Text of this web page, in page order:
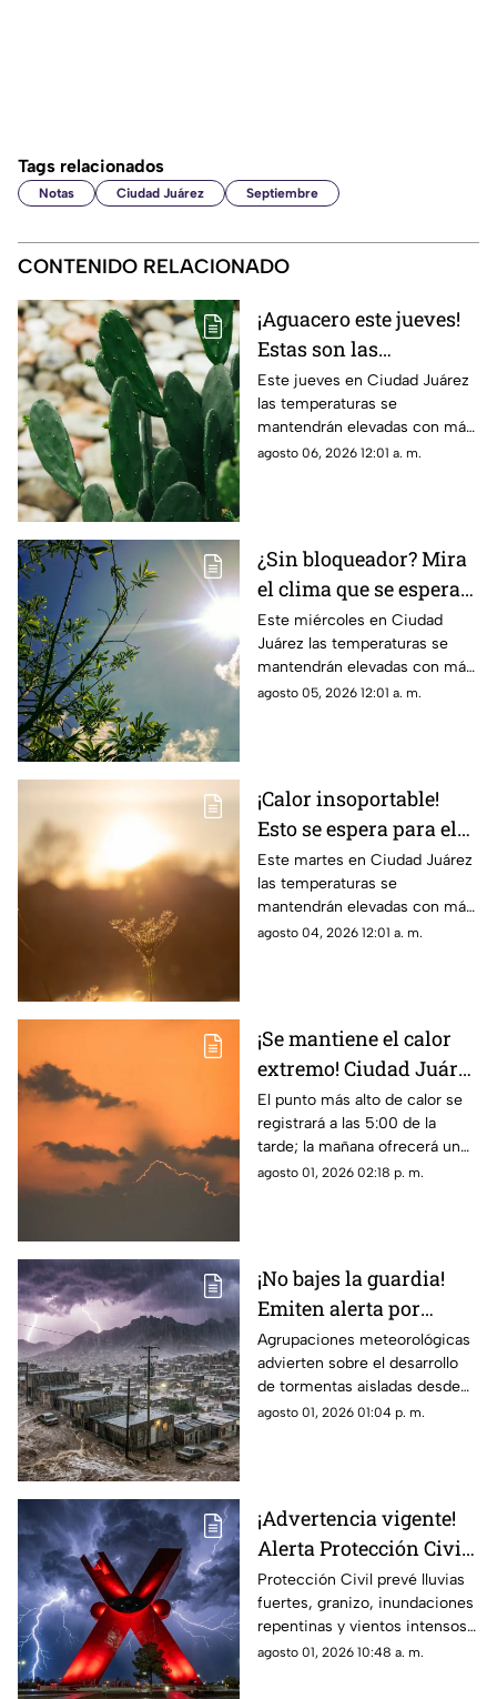
Tags relacionados
Notas Ciudad Juárez Septiembre
CONTENIDO RELACIONADO
¡Aguacero este jueves!
Estas son las
probabilidades de
lluvia para el clima de
hoy en Ciudad Juárez
Este jueves en Ciudad Juárez
las temperaturas se
mantendrán elevadas con más
de 40 grados y probabilidad de
agosto 06, 2026 12:01 a. m.
¿Sin bloqueador? Mira
el clima que se espera
para hoy, 5 de agosto,
en Ciudad Juárez
Este miércoles en Ciudad
Juárez las temperaturas se
mantendrán elevadas con más
de 40 grados
agosto 05, 2026 12:01 a. m.
¡Calor insoportable!
Esto se espera para el
clima de hoy en Ciudad
Juárez
Este martes en Ciudad Juárez
las temperaturas se
mantendrán elevadas con más
de 40 grados
agosto 04, 2026 12:01 a. m.
¡Se mantiene el calor
extremo! Ciudad Juárez
tendrá hasta 38 grados
en el clima de este
domingo
El punto más alto de calor se
registrará a las 5:00 de la
tarde; la mañana ofrecerá un
ambiente más fresco con 26
agosto 01, 2026 02:18 p. m.
¡No bajes la guardia!
Emiten alerta por
monzón y riesgo de
inundaciones en
Ciudad Juárez y El Paso
Agrupaciones meteorológicas
advierten sobre el desarrollo
de tormentas aisladas desde
las 12:00 p. m.,
agosto 01, 2026 01:04 p. m.
¡Advertencia vigente!
Alerta Protección Civil
por tormentas y posible
caída de granizo este
sábado
Protección Civil prevé lluvias
fuertes, granizo, inundaciones
repentinas y vientos intensos
desde el mediodía de este
agosto 01, 2026 10:48 a. m.